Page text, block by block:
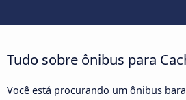
Tudo sobre ônibus para
Você está procurando um ônibus